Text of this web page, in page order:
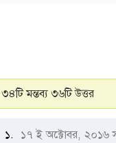
৩৪টি মন্তব্য ৩৬টি উত্তর
১. ১৭ ই অক্টোবর, ২০১৬